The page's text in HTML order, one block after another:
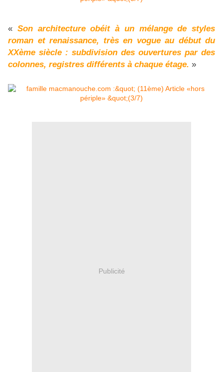
« Son architecture obéit à un mélange de styles
roman et renaissance, très en vogue au début du
XXème siècle : subdivision des ouvertures par des
colonnes, registres différents à chaque étage. »
Publicité